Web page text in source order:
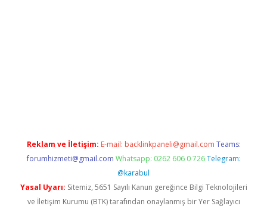
Reklam ve İletişim: E-mail: backlinkpaneli@gmail.com Teams:
forumhizmeti@gmail.com Whatsapp: 0262 606 0 726 Telegram:
@karabul
Yasal Uyarı: Sitemiz, 5651 Sayılı Kanun gereğince Bilgi Teknolojileri
ve İletişim Kurumu (BTK) tarafından onaylanmış bir Yer Sağlayıcı